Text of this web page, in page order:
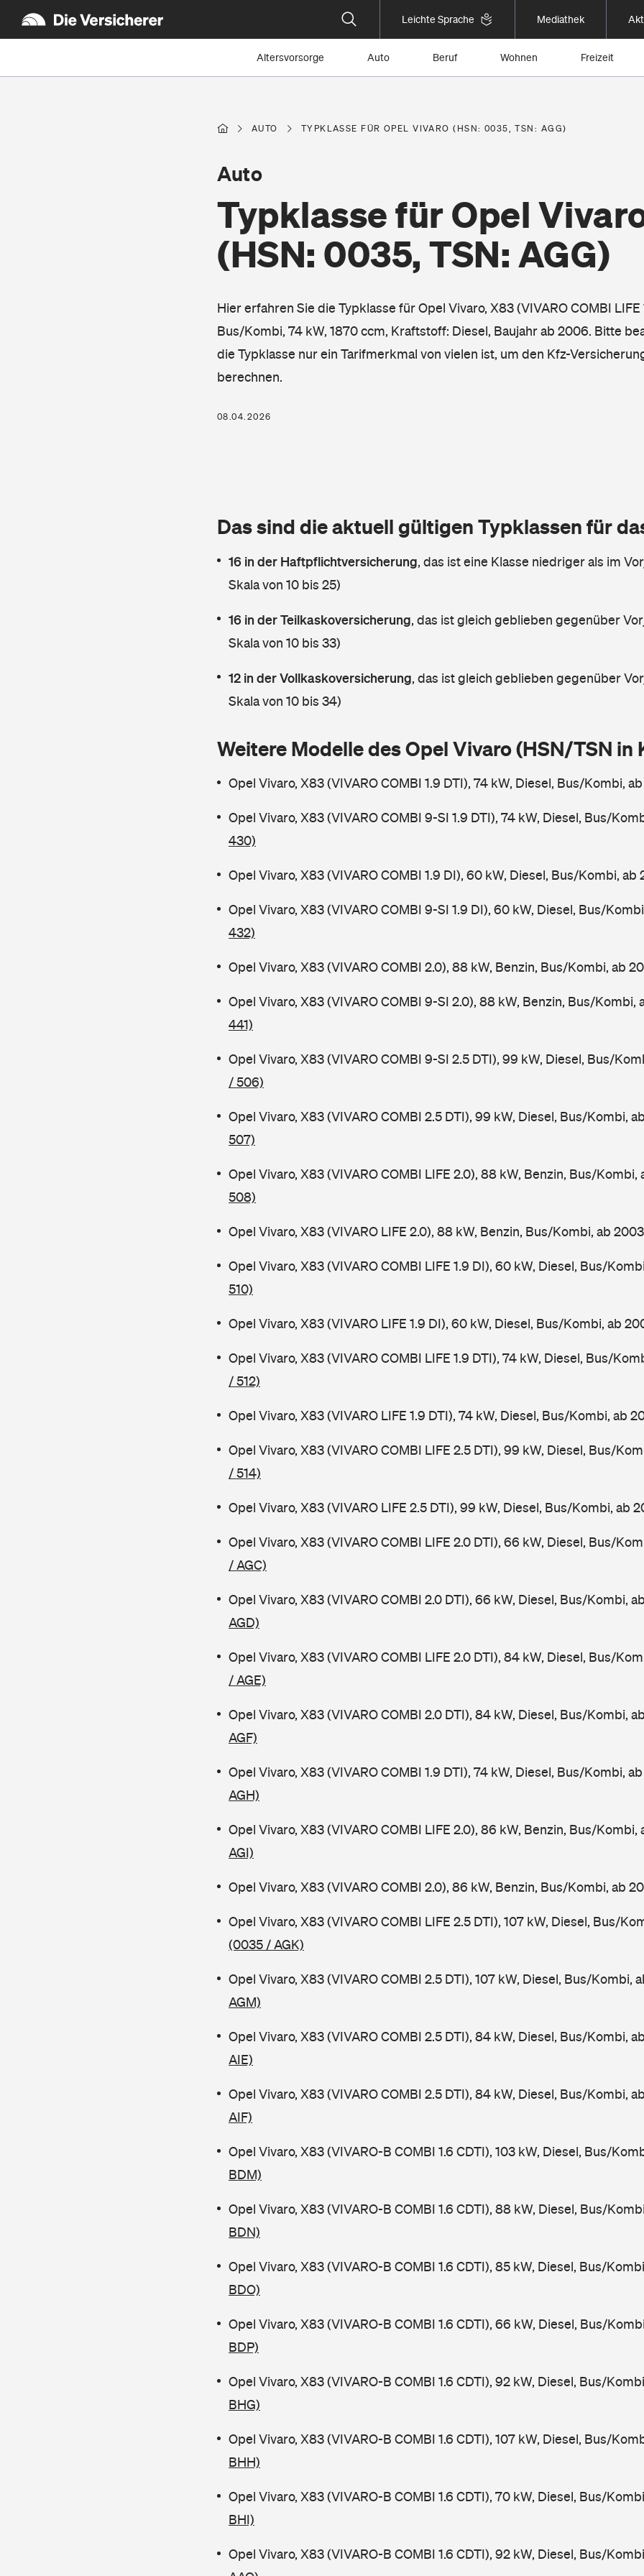
Leichte Sprache Mediathek
Altersvorsorge Auto Beruf Wohnen Freizeit
AUTO TYPKLASSE FÜR OPEL VIVARO (HSN: 0035, TSN: AGG)
Typklasse für Opel
(HSN: 0035, TSN: AGG)
Auto
Hier erfahren Sie die Typklasse für Opel Vivaro, X83 (VIVARO COMBI LIFE
Bus/Kombi, 74 kW, 1870 ccm, Kraftstoff: Diesel, Baujahr ab 2006. Bitte
die Typklasse nur ein Tarifmerkmal von vielen ist, um den Kfz-
berechnen.
08.04.2026
Das sind die aktuell gültigen Typklassen für
16 in der Haftpflichtversicherung, das ist eine Klasse niedriger als im
Skala von 10 bis 25)
16 in der Teilkaskoversicherung, das ist gleich geblieben gegenüber
Skala von 10 bis 33)
12 in der Vollkaskoversicherung, das ist gleich geblieben gegenüber
Skala von 10 bis 34)
Weitere Modelle des Opel Vivaro (HSN/TSN in
Opel Vivaro, X83 (VIVARO COMBI 1.9 DTI), 74 kW, Diesel, Bus/Kombi,
Opel Vivaro, X83 (VIVARO COMBI 9-SI 1.9 DTI), 74 kW, Diesel, Bus/
430)
Opel Vivaro, X83 (VIVARO COMBI 1.9 DI), 60 kW, Diesel, Bus/Kombi, ab
Opel Vivaro, X83 (VIVARO COMBI 9-SI 1.9 DI), 60 kW, Diesel, Bus/
432)
Opel Vivaro, X83 (VIVARO COMBI 2.0), 88 kW, Benzin, Bus/Kombi, ab
Opel Vivaro, X83 (VIVARO COMBI 9-SI 2.0), 88 kW, Benzin, Bus/Kombi,
441)
Opel Vivaro, X83 (VIVARO COMBI 9-SI 2.5 DTI), 99 kW, Diesel, Bus/
/ 506)
Opel Vivaro, X83 (VIVARO COMBI 2.5 DTI), 99 kW, Diesel, Bus/Kombi,
507)
Opel Vivaro, X83 (VIVARO COMBI LIFE 2.0), 88 kW, Benzin, Bus/Kombi,
508)
Opel Vivaro, X83 (VIVARO LIFE 2.0), 88 kW, Benzin, Bus/Kombi, ab
Opel Vivaro, X83 (VIVARO COMBI LIFE 1.9 DI), 60 kW, Diesel, Bus/
510)
Opel Vivaro, X83 (VIVARO LIFE 1.9 DI), 60 kW, Diesel, Bus/Kombi, ab
Opel Vivaro, X83 (VIVARO COMBI LIFE 1.9 DTI), 74 kW, Diesel, Bus/
/ 512)
Opel Vivaro, X83 (VIVARO LIFE 1.9 DTI), 74 kW, Diesel, Bus/Kombi, ab
Opel Vivaro, X83 (VIVARO COMBI LIFE 2.5 DTI), 99 kW, Diesel, Bus/
/ 514)
Opel Vivaro, X83 (VIVARO LIFE 2.5 DTI), 99 kW, Diesel, Bus/Kombi, ab
Opel Vivaro, X83 (VIVARO COMBI LIFE 2.0 DTI), 66 kW, Diesel, Bus/
/ AGC)
Opel Vivaro, X83 (VIVARO COMBI 2.0 DTI), 66 kW, Diesel, Bus/Kombi,
AGD)
Opel Vivaro, X83 (VIVARO COMBI LIFE 2.0 DTI), 84 kW, Diesel, Bus/
/ AGE)
Opel Vivaro, X83 (VIVARO COMBI 2.0 DTI), 84 kW, Diesel, Bus/Kombi,
AGF)
Opel Vivaro, X83 (VIVARO COMBI 1.9 DTI), 74 kW, Diesel, Bus/Kombi,
AGH)
Opel Vivaro, X83 (VIVARO COMBI LIFE 2.0), 86 kW, Benzin, Bus/
AGI)
Opel Vivaro, X83 (VIVARO COMBI 2.0), 86 kW, Benzin, Bus/Kombi, ab
Opel Vivaro, X83 (VIVARO COMBI LIFE 2.5 DTI), 107 kW, Diesel, Bus/
(0035 / AGK)
Opel Vivaro, X83 (VIVARO COMBI 2.5 DTI), 107 kW, Diesel, Bus/Kombi,
AGM)
Opel Vivaro, X83 (VIVARO COMBI 2.5 DTI), 84 kW, Diesel, Bus/Kombi,
AIE)
Opel Vivaro, X83 (VIVARO COMBI 2.5 DTI), 84 kW, Diesel, Bus/Kombi,
AIF)
Opel Vivaro, X83 (VIVARO-B COMBI 1.6 CDTI), 103 kW, Diesel, Bus/
BDM)
Opel Vivaro, X83 (VIVARO-B COMBI 1.6 CDTI), 88 kW, Diesel, Bus/
BDN)
Opel Vivaro, X83 (VIVARO-B COMBI 1.6 CDTI), 85 kW, Diesel, Bus/
BDO)
Opel Vivaro, X83 (VIVARO-B COMBI 1.6 CDTI), 66 kW, Diesel, Bus/
BDP)
Opel Vivaro, X83 (VIVARO-B COMBI 1.6 CDTI), 92 kW, Diesel, Bus/
BHG)
Opel Vivaro, X83 (VIVARO-B COMBI 1.6 CDTI), 107 kW, Diesel, Bus/
BHH)
Opel Vivaro, X83 (VIVARO-B COMBI 1.6 CDTI), 70 kW, Diesel, Bus/
BHI)
Opel Vivaro, X83 (VIVARO-B COMBI 1.6 CDTI), 92 kW, Diesel, Bus/